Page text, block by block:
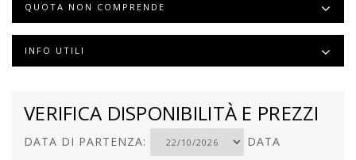
QUOTA NON COMPRENDE
INFO UTILI
VERIFICA DISPONIBILITÀ E PREZZI
DATA DI PARTENZA: DATA